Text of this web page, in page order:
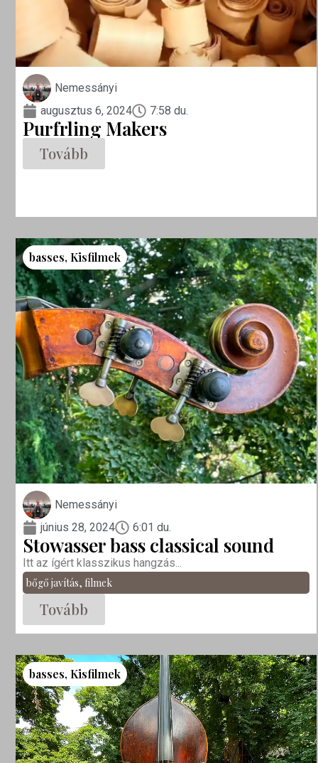
Nemessányi
augusztus 6, 2024
7:58 du.
Purfrling Makers
Tovább
basses, Kisfilmek
Nemessányi
június 28, 2024
6:01 du.
Stowasser bass classical sound
Itt az ígért klasszikus hangzás...
bőgő javítás, filmek
Tovább
basses, Kisfilmek